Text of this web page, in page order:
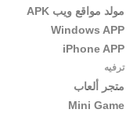
مولد مواقع ويب APK
Windows APP
iPhone APP
ترفيه
متجر ألعاب
Mini Game